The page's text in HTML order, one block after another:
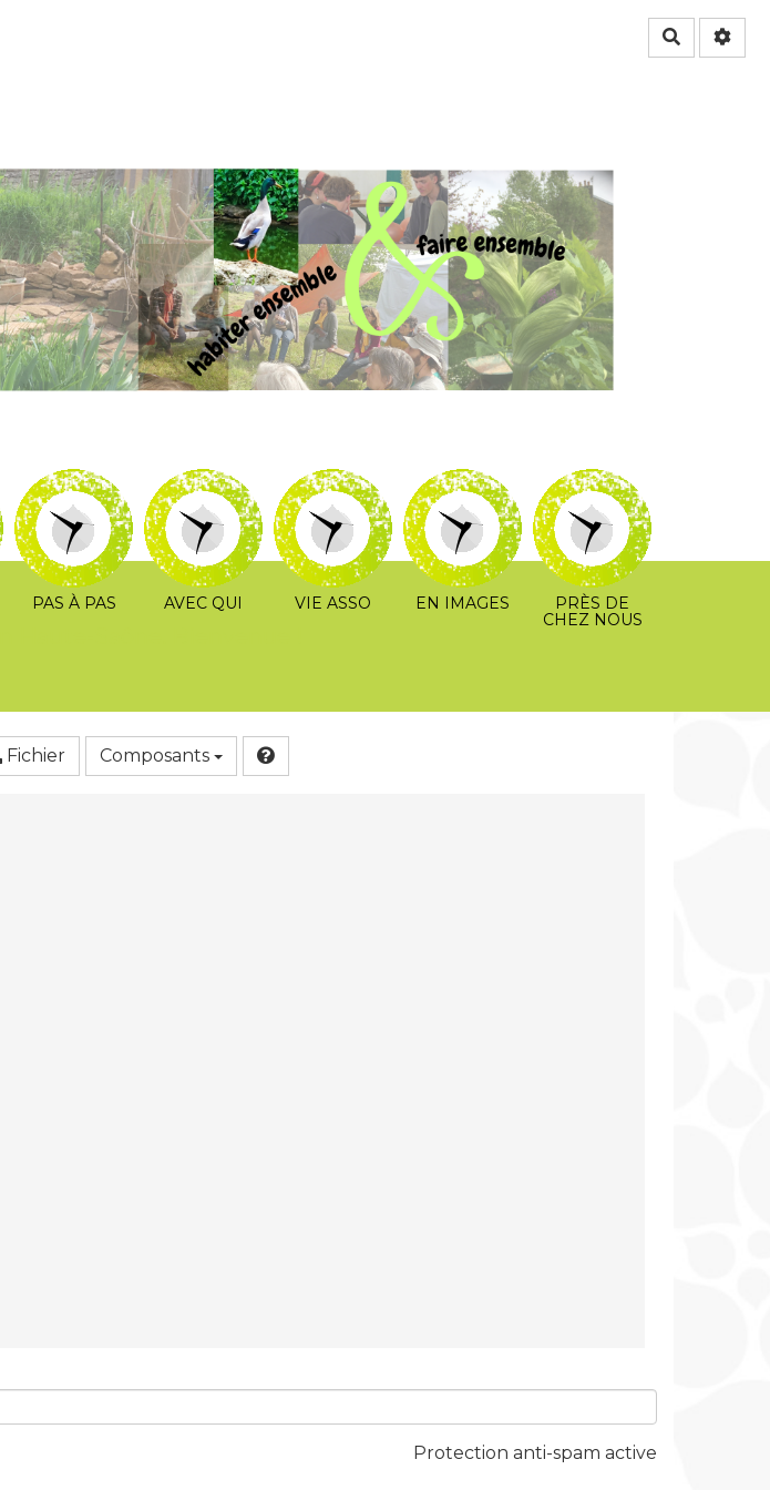
Rechercher
PAS À PAS AVEC QUI VIE ASSO EN IMAGES
PRÈS DE
CHEZ NOUS
Fichier Composants
Protection anti-spam active